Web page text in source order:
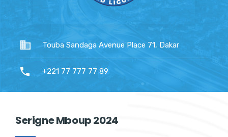
Touba Sandaga Avenue Place 71, Dakar
+221 77 777 77 89
Serigne Mboup 2024